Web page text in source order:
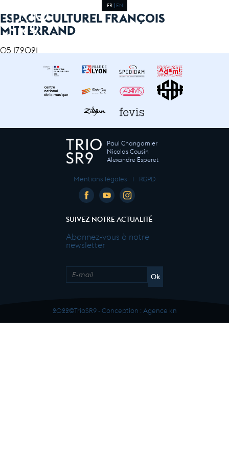
FR EN
ESPACE CULTUREL FRANÇOIS
MITTERRAND
05.17.2021
Paul Changarnier
Nicolas Cousin
Alexandre Esperet
Mentions légales I RGPD
SUIVEZ NOTRE ACTUALITÉ
Abonnez-vous à notre
newsletter
2022©TrioSR9 - Conception : Agence kn